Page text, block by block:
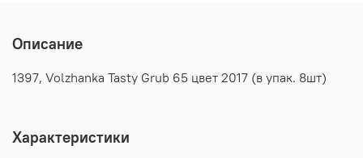
Описание
1397, Volzhanka Tasty Grub 65 цвет 2017 (в упак. 8шт)
Характеристики